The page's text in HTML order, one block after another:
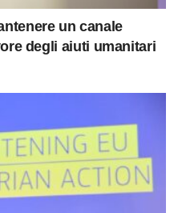
un canale
degli aiuti umanitari